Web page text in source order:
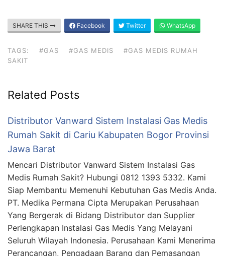
SHARE THIS Facebook Twitter WhatsApp
TAGS: #GAS #GAS MEDIS
#GAS MEDIS RUMAH
SAKIT
Related Posts
Distributor Vanward Sistem Instalasi Gas Medis
Rumah Sakit di Cariu Kabupaten Bogor Provinsi
Jawa Barat
Mencari Distributor Vanward Sistem Instalasi Gas
Medis Rumah Sakit? Hubungi 0812 1393 5332. Kami
Siap Membantu Memenuhi Kebutuhan Gas Medis Anda.
PT. Medika Permana Cipta Merupakan Perusahaan
Yang Bergerak di Bidang Distributor dan Supplier
Perlengkapan Instalasi Gas Medis Yang Melayani
Seluruh Wilayah Indonesia. Perusahaan Kami Menerima
Perancangan, Pengadaan Barang dan Pemasangan